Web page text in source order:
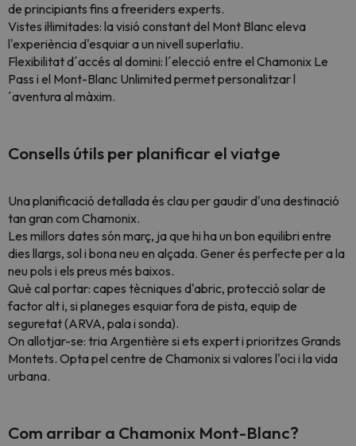
de principiants fins a freeriders experts.
Vistes il·limitades: la visió constant del Mont Blanc eleva
l'experiència d'esquiar a un nivell superlatiu.
Flexibilitat d´accés al domini: l´elecció entre el Chamonix Le
Pass i el Mont-Blanc Unlimited permet personalitzar l
´aventura al màxim.
Consells útils per planificar el viatge
Una planificació detallada és clau per gaudir d'una destinació
tan gran com Chamonix.
Les millors dates són març, ja que hi ha un bon equilibri entre
dies llargs, sol i bona neu en alçada. Gener és perfecte per a la
neu pols i els preus més baixos.
Què cal portar: capes tècniques d'abric, protecció solar de
factor alt i, si planeges esquiar fora de pista, equip de
seguretat (ARVA, pala i sonda).
On allotjar-se: tria Argentière si ets expert i prioritzes Grands
Montets. Opta pel centre de Chamonix si valores l'oci i la vida
urbana.
Com arribar a Chamonix Mont-Blanc?